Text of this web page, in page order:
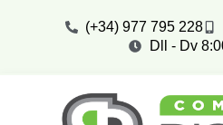
(+34) 977 795 228
Dll - Dv